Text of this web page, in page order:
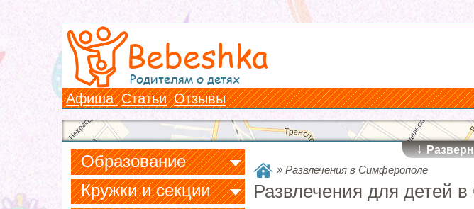
Bebeshka
Родителям о детях
Афиша Статьи Отзывы
↓
Образование
Кружки и секции
» Развлечения в Симферополе
Развлечения для детей